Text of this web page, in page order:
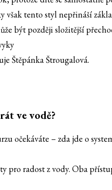
však tento styl nepřináší
být později složitější
Štěpánka Štrougalová.
ve vodě?
očekáváte – zda jde o
pro radost z vody. Oba